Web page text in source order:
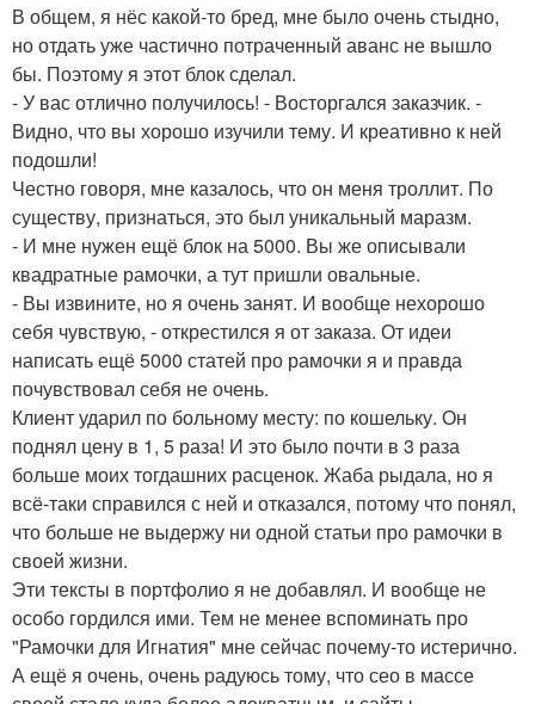
В общем, я нёс какой-то бред, мне было очень стыдно,
но отдать уже частично потраченный аванс не вышло
бы. Поэтому я этот блок сделал.
- У вас отлично получилось! - Восторгался заказчик. -
Видно, что вы хорошо изучили тему. И креативно к ней
подошли!
Честно говоря, мне казалось, что он меня троллит. По
существу, признаться, это был уникальный маразм.
- И мне нужен ещё блок на 5000. Вы же описывали
квадратные рамочки, а тут пришли овальные.
- Вы извините, но я очень занят. И вообще нехорошо
себя чувствую, - открестился я от заказа. От идеи
написать ещё 5000 статей про рамочки я и правда
почувствовал себя не очень.
Клиент ударил по больному месту: по кошельку. Он
поднял цену в 1, 5 раза! И это было почти в 3 раза
больше моих тогдашних расценок. Жаба рыдала, но я
всё-таки справился с ней и отказался, потому что понял,
что больше не выдержу ни одной статьи про рамочки в
своей жизни.
Эти тексты в портфолио я не добавлял. И вообще не
особо гордился ими. Тем не менее вспоминать про
"Рамочки для Игнатия" мне сейчас почему-то истерично.
А ещё я очень, очень радуюсь тому, что сео в массе